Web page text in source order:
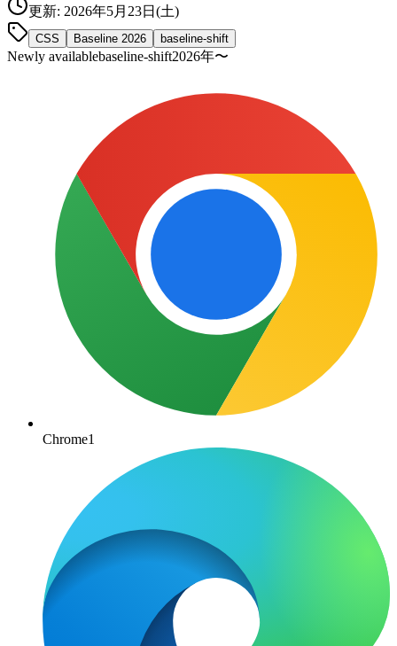
更新: 2026年5月23日(土)
CSS Baseline 2026 baseline-shift
Newly availablebaseline-shift2026年〜
Chrome1